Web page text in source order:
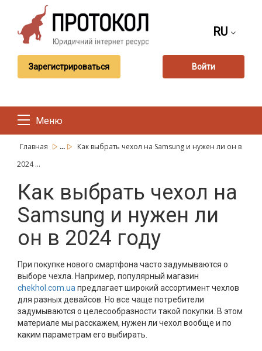
RU
Зарегистрироваться Войти
Меню
Главная ...
Как выбрать чехол на Samsung и нужен ли он в
2024 ...
Как выбрать чехол на
Samsung и нужен ли
он в 2024 году
При покупке нового смартфона часто задумываются о
выборе чехла. Например, популярный магазин
chekhol.com.ua предлагает широкий ассортимент чехлов
для разных девайсов. Но все чаще потребители
задумываются о целесообразности такой покупки. В этом
материале мы расскажем, нужен ли чехол вообще и по
каким параметрам его выбирать.